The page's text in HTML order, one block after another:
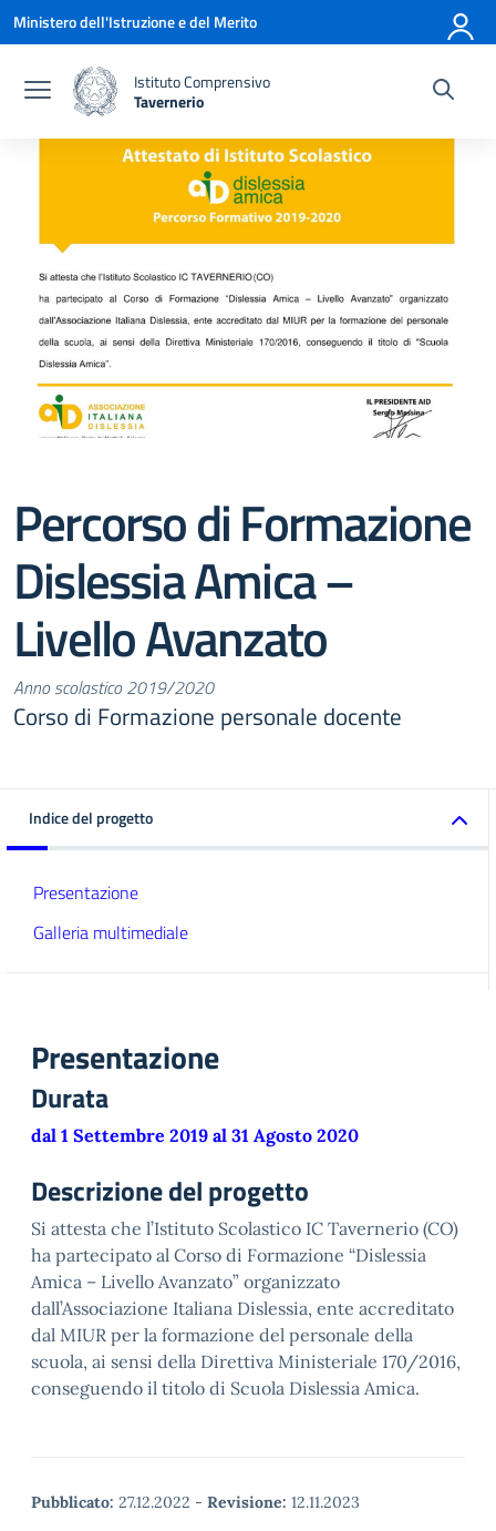
Vai ai contenuti
Vai al menu di navigazione
Vai al footer
Ministero dell'Istruzione e del Merito
Istituto Comprensivo
Tavernerio
Percorso di Formazione
Dislessia Amica –
Livello Avanzato
Anno scolastico 2019/2020
Corso di Formazione personale docente
Indice del progetto
Presentazione
Galleria multimediale
Presentazione
Durata
dal 1 Settembre 2019 al 31 Agosto 2020
Descrizione del progetto
Si attesta che l’Istituto Scolastico IC Tavernerio (CO)
ha partecipato al Corso di Formazione “Dislessia
Amica – Livello Avanzato” organizzato
dall’Associazione Italiana Dislessia, ente accreditato
dal MIUR per la formazione del personale della
scuola, ai sensi della Direttiva Ministeriale 170/2016,
conseguendo il titolo di Scuola Dislessia Amica.
Pubblicato: 27.12.2022 - Revisione: 12.11.2023